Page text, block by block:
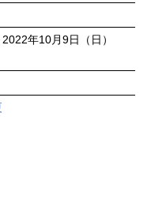
年10月9日（日）